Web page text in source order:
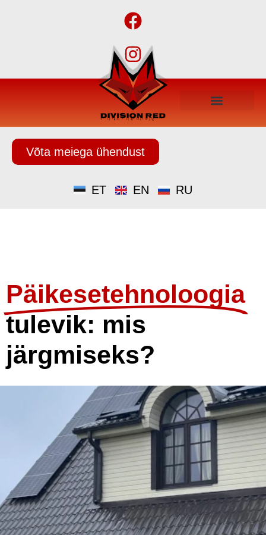
ET EN RU
Võta meiega ühendust
Päikesetehnoloogia
tulevik: mis
järgmiseks?